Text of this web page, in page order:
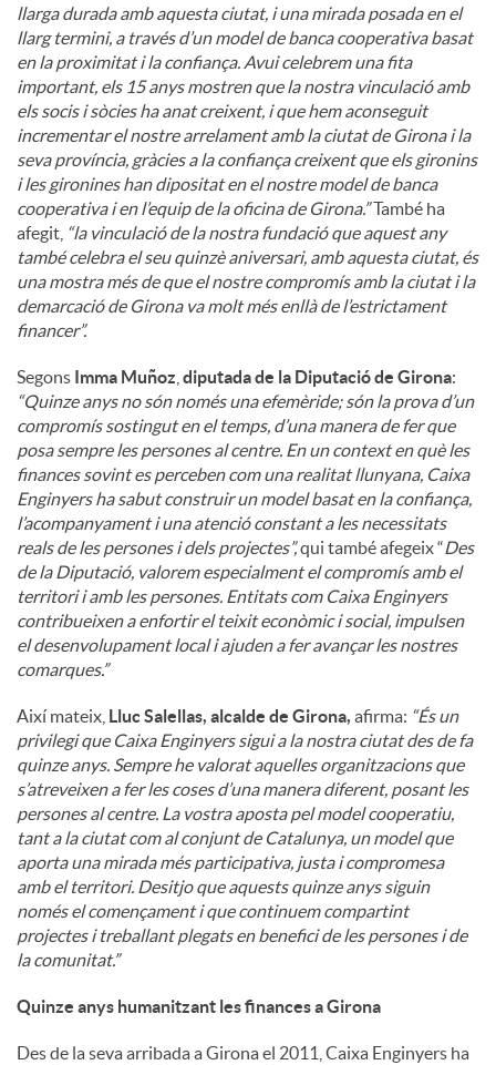
llarga durada amb aquesta ciutat, i una mirada posada en el
llarg termini, a través d’un model de banca cooperativa basat
en la proximitat i la confiança. Avui celebrem una fita
important, els 15 anys mostren que la nostra vinculació amb
els socis i sòcies ha anat creixent, i que hem aconseguit
incrementar el nostre arrelament amb la ciutat de Girona i la
seva província, gràcies a la confiança creixent que els gironins
i les gironines han dipositat en el nostre model de banca
cooperativa i en l’equip de la oficina de Girona.”També ha
afegit, “la vinculació de la nostra fundació que aquest any
també celebra el seu quinzè aniversari, amb aquesta ciutat, és
una mostra més de que el nostre compromís amb la ciutat i la
demarcació de Girona va molt més enllà de l’estrictament
financer”.
Segons Imma Muñoz diputada de la Diputació de Girona:
“Quinze anys no són només una efemèride; són la prova d’un
compromís sostingut en el temps, d’una manera de fer que
posa sempre les persones al centre. En un context en què les
finances sovint es perceben com una realitat llunyana, Caixa
Enginyers ha sabut construir un model basat en la confiança,
l’acompanyament i una atenció constant a les necessitats
reals de les persones i dels projectes”,qui també afegeix “Des
de la Diputació, valorem especialment el compromís amb el
territori i amb les persones. Entitats com Caixa Enginyers
contribueixen a enfortir el teixit econòmic i social, impulsen
el desenvolupament local i ajuden a fer avançar les nostres
comarques.”
Així mateix, Lluc Salellas, alcalde de Girona, afirma: “És un
privilegi que Caixa Enginyers sigui a la nostra ciutat des de fa
quinze anys. Sempre he valorat aquelles organitzacions que
s’atreveixen a fer les coses d’una manera diferent, posant les
persones al centre. La vostra aposta pel model cooperatiu,
tant a la ciutat com al conjunt de Catalunya, un model que
aporta una mirada més participativa, justa i compromesa
amb el territori. Desitjo que aquests quinze anys siguin
només el començament i que continuem compartint
projectes i treballant plegats en benefici de les persones i de
la comunitat.”
Quinze anys humanitzant les finances a Girona
Des de la seva arribada a Girona el 2011, Caixa Enginyers ha